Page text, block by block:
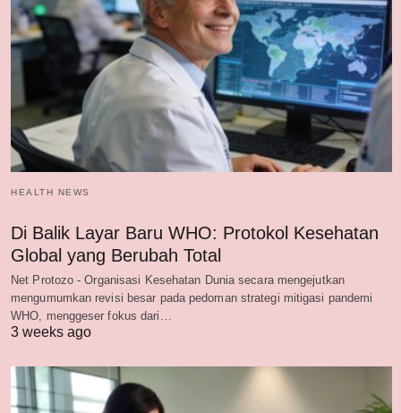
HEALTH NEWS
Di Balik Layar Baru WHO: Protokol Kesehatan
Global yang Berubah Total
Net Protozo - Organisasi Kesehatan Dunia secara mengejutkan
mengumumkan revisi besar pada pedoman strategi mitigasi pandemi
WHO, menggeser fokus dari…
3 weeks ago